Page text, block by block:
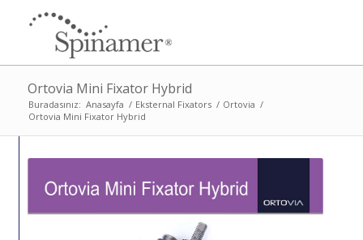
Ortovia Mini Fixator Hybrid
Buradasınız: Anasayfa / Eksternal Fixators / Ortovia /
Ortovia Mini Fixator Hybrid